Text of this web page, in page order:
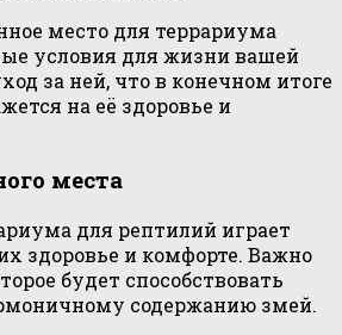
место для террариума
условия для жизни вашей
за ней, что в конечном итоге
на её здоровье и
места
для рептилий играет
здоровье и комфорте. Важно
будет способствовать
содержанию змей.